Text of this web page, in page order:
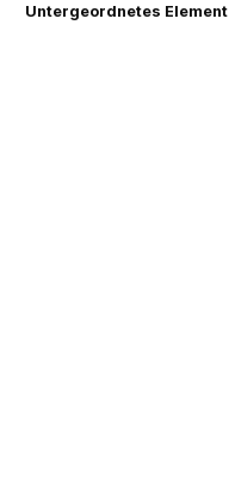
Untergeordnetes Element